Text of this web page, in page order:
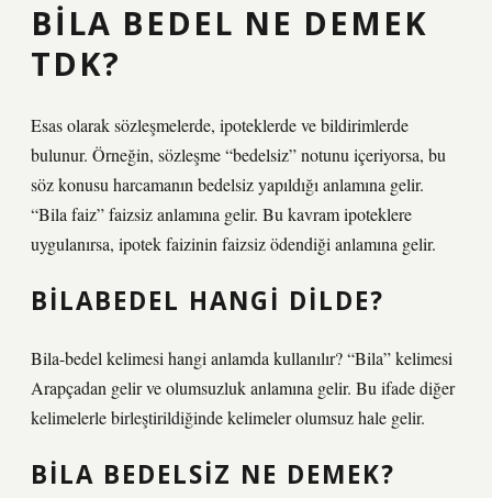
BILA BEDEL NE DEMEK
TDK?
Esas olarak sözleşmelerde, ipoteklerde ve bildirimlerde
bulunur. Örneğin, sözleşme “bedelsiz” notunu içeriyorsa, bu
söz konusu harcamanın bedelsiz yapıldığı anlamına gelir.
“Bila faiz” faizsiz anlamına gelir. Bu kavram ipoteklere
uygulanırsa, ipotek faizinin faizsiz ödendiği anlamına gelir.
BILABEDEL HANGI DILDE?
Bila-bedel kelimesi hangi anlamda kullanılır? “Bila” kelimesi
Arapçadan gelir ve olumsuzluk anlamına gelir. Bu ifade diğer
kelimelerle birleştirildiğinde kelimeler olumsuz hale gelir.
BILA BEDELSIZ NE DEMEK?